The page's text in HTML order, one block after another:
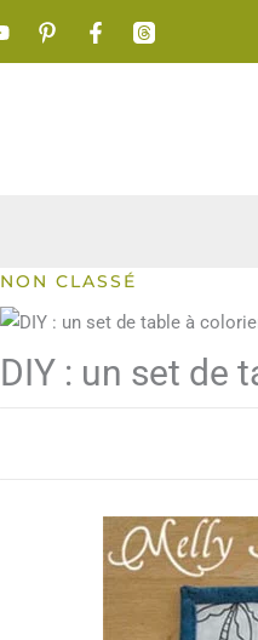
NON CLASSÉ
DIY : un set de